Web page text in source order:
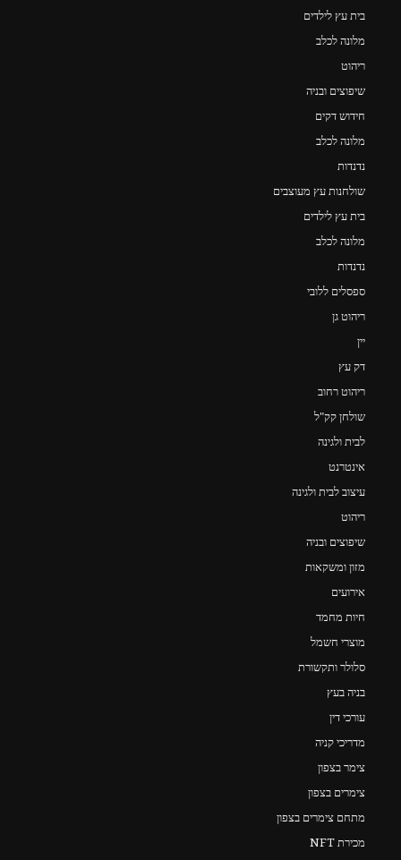
בית עץ לילדים
מלונה לכלב
ריהוט
שיפוצים ובניה
חידוש דקים
מלונה לכלב
נדנדות
שולחנות עץ מעוצבים
בית עץ לילדים
מלונה לכלב
נדנדות
ספסלים ללובי
ריהוט גן
יין
דק עץ
ריהוט רחוב
שולחן קק"ל
לבית ולגינה
אינטרנט
עיצוב לבית ולגינה
ריהוט
שיפוצים ובניה
מזון ומשקאות
אירועים
חיות מחמד
מוצרי חשמל
סלולר ותקשורת
בניה בעץ
עורכי דין
מדריכי קניה
צימר בצפון
צימרים בצפון
מתחם צימרים בצפון
מכירת NFT